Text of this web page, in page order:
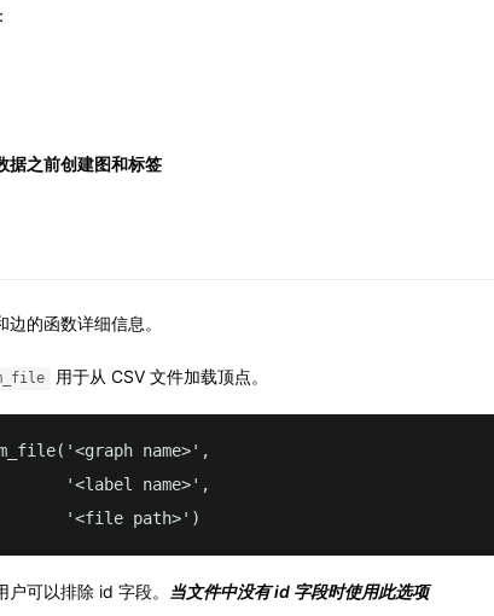
据之前创建图和标签
的函数详细信息。
用于从 CSV 文件加载顶点。
name>',
'<label name>',
'<file path>')
可以排除 id 字段。 当文件中没有 id 字段时使用此选项